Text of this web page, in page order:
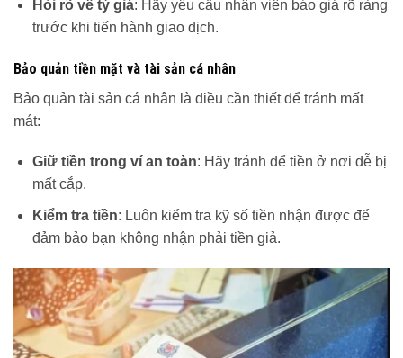
Hỏi rõ về tỷ giá: Hãy yêu cầu nhân viên báo giá rõ ràng
trước khi tiến hành giao dịch.
Bảo quản tiền mặt và tài sản cá nhân
Bảo quản tài sản cá nhân là điều cần thiết để tránh mất
mát:
Giữ tiền trong ví an toàn: Hãy tránh để tiền ở nơi dễ bị
mất cắp.
Kiểm tra tiền: Luôn kiểm tra kỹ số tiền nhận được để
đảm bảo bạn không nhận phải tiền giả.